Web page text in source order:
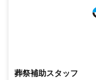
葬祭補助スタッフ